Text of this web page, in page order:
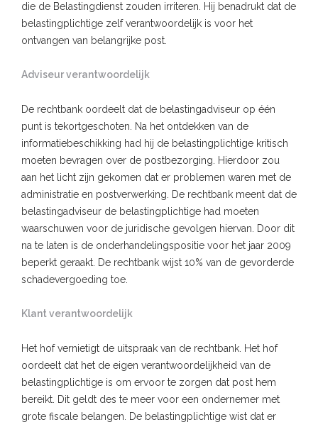
die de Belastingdienst zouden irriteren. Hij benadrukt dat de
belastingplichtige zelf verantwoordelijk is voor het
ontvangen van belangrijke post.
Adviseur verantwoordelijk
De rechtbank oordeelt dat de belastingadviseur op één
punt is tekortgeschoten. Na het ontdekken van de
informatiebeschikking had hij de belastingplichtige kritisch
moeten bevragen over de postbezorging. Hierdoor zou
aan het licht zijn gekomen dat er problemen waren met de
administratie en postverwerking. De rechtbank meent dat de
belastingadviseur de belastingplichtige had moeten
waarschuwen voor de juridische gevolgen hiervan. Door dit
na te laten is de onderhandelingspositie voor het jaar 2009
beperkt geraakt. De rechtbank wijst 10% van de gevorderde
schadevergoeding toe.
Klant verantwoordelijk
Het hof vernietigt de uitspraak van de rechtbank. Het hof
oordeelt dat het de eigen verantwoordelijkheid van de
belastingplichtige is om ervoor te zorgen dat post hem
bereikt. Dit geldt des te meer voor een ondernemer met
grote fiscale belangen. De belastingplichtige wist dat er